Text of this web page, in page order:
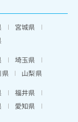
宮城県
埼玉県
県
山梨県
福井県
愛知県